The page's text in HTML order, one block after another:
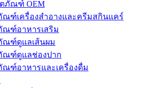
ภัณฑ์ OEM
ณฑ์เครื่องสำอางและครีมสกินแคร์
ณฑ์อาหารเสริม
ณฑ์ดูแลเส้นผม
ณฑ์ดูแลช่องปาก
ณฑ์อาหารและเครื่องดื่ม